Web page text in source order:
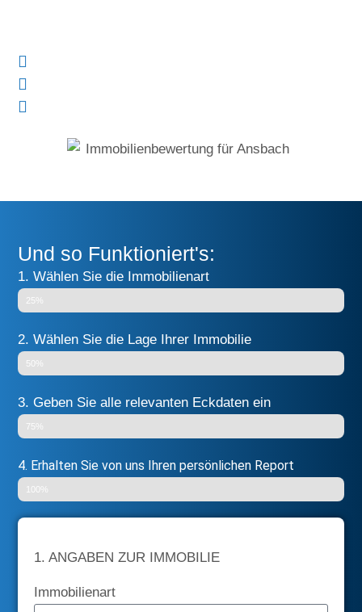
1. ANGABEN ZUR IMMOBILIE
Immobilienart
Und so Funktioniert's:
1. Wählen Sie die Immobilienart
25%
2. Wählen Sie die Lage Ihrer Immobilie
50%
3. Geben Sie alle relevanten Eckdaten ein
75%
4. Erhalten Sie von uns Ihren persönlichen Report
100%